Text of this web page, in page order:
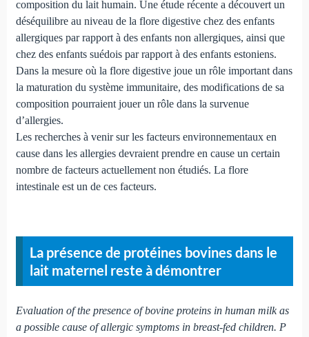
composition du lait humain. Une étude récente a découvert un
déséquilibre au niveau de la flore digestive chez des enfants
allergiques par rapport à des enfants non allergiques, ainsi que
chez des enfants suédois par rapport à des enfants estoniens.
Dans la mesure où la flore digestive joue un rôle important dans
la maturation du système immunitaire, des modifications de sa
composition pourraient jouer un rôle dans la survenue
d’allergies.
Les recherches à venir sur les facteurs environnementaux en
cause dans les allergies devraient prendre en cause un certain
nombre de facteurs actuellement non étudiés. La flore
intestinale est un de ces facteurs.
La présence de protéines bovines dans le
lait maternel reste à démontrer
Evaluation of the presence of bovine proteins in human milk as
a possible cause of allergic symptoms in breast-fed children. P